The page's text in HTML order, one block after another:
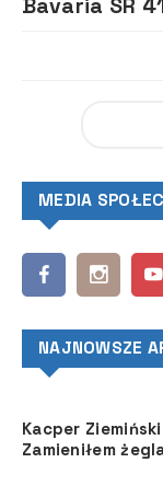
Bavaria SR
MEDIA
NAJNOWSZE
Kacper
Zamieniłem